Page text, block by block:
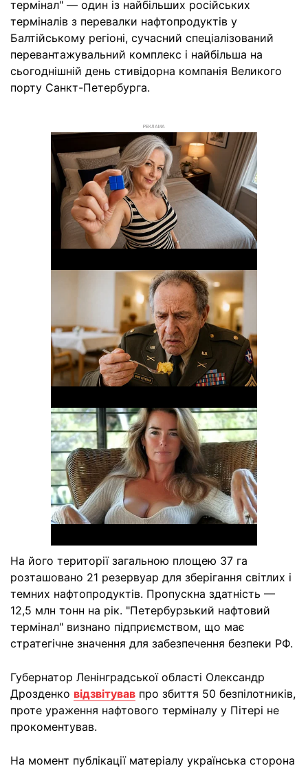
термінал" — один із найбільших російських
терміналів з перевалки нафтопродуктів у
Балтійському регіоні, сучасний спеціалізований
перевантажувальний комплекс і найбільша на
сьогоднішній день стивідорна компанія Великого
порту Санкт-Петербурга.
РЕКЛАМА
На його території загальною площею 37 га
розташовано 21 резервуар для зберігання світлих і
темних нафтопродуктів. Пропускна здатність —
12,5 млн тонн на рік. "Петербурзький нафтовий
термінал" визнано підприємством, що має
стратегічне значення для забезпечення безпеки РФ.
Губернатор Ленінградської області Олександр
Дрозденко відзвітував про збиття 50 безпілотників,
проте ураження нафтового терміналу у Пітері не
прокоментував.
На момент публікації матеріалу українська сторона